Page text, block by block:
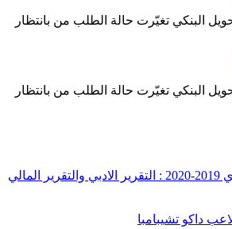
البنكي تغيّرت حالة الطلب من بانتظار
البنكي تغيّرت حالة الطلب من بانتظار
داكو تشيبامبا